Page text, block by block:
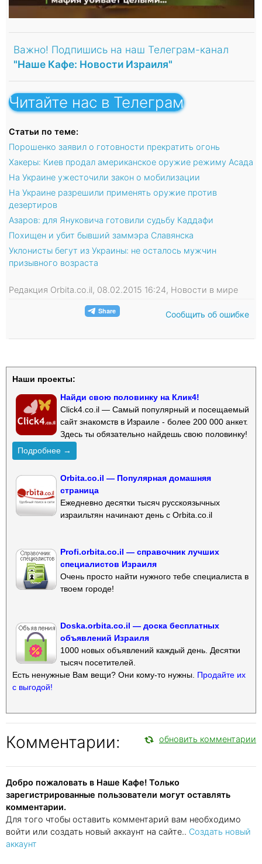
Важно! Подпишись на наш Телеграм-канал
"Наше Кафе: Новости Израиля"
Читайте нас в Телеграм
Статьи по теме:
Порошенко заявил о готовности прекратить огонь
Хакеры: Киев продал американское оружие режиму Асада
На Украине ужесточили закон о мобилизации
На Украине разрешили применять оружие против
дезертиров
Азаров: для Януковича готовили судьбу Каддафи
Похищен и убит бывший заммэра Славянска
Уклонисты бегут из Украины: не осталось мужчин
призывного возраста
Редакция Orbita.co.il, 08.02.2015 16:24, Новости в мире
Сообщить об ошибке
Наши проекты:
Найди свою половинку на Клик4!
Click4.co.il — Самый популярный и посещаемый
сайт знакомств в Израиле - более 200 000 анкет.
Здесь ты обязательно найдешь свою половинку!
Подробнее →
Orbita.co.il — Популярная домашняя
страница
Ежедневно десятки тысяч русскоязычных
израильтян начинают день с Orbita.co.il
Profi.orbita.co.il — справочник лучших
специалистов Израиля
Очень просто найти нужного тебе специалиста в
твоем городе!
Doska.orbita.co.il — доска бесплатных
объявлений Израиля
1000 новых объявлений каждый день. Десятки
тысяч посетителей.
Есть ненужные Вам вещи? Они кому-то нужны. Продайте их
с выгодой!
Комментарии: обновить комментарии
Добро пожаловать в Наше Кафе! Только
зарегистрированные пользователи могут оставлять
комментарии.
Для того чтобы оставить комментарий вам необходимо
войти или создать новый аккаунт на сайте.. Создать новый
аккаунт